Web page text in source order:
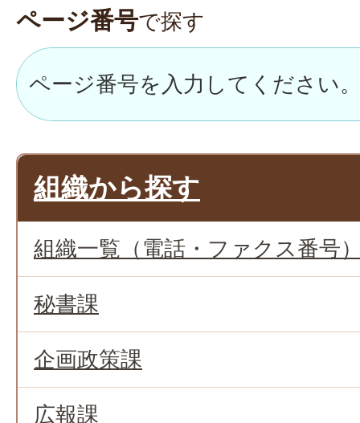
ページ番号で探す
組織から探す
組織一覧（電話・ファクス番号
秘書課
企画政策課
広報課